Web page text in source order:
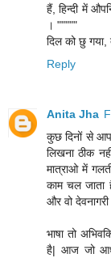
हैं, हिन्दी में
। """""
दिल को छु
Reply
Anita Jha
कुछ दिनों से
लिखना ठीक
मात्राओ में
काम चल
और वो
भाषा तो
है| आज जो